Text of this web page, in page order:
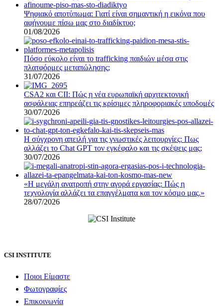
Ψηφιακό αποτύπωμα: Γιατί είναι σημαντική η εικόνα που
αφήνουμε πίσω μας στο διαδίκτυο;
01/08/2026
Πόσο εύκολο είναι το trafficking παιδιών μέσα στις
πλατφόρμες μεταπώλησης;
31/07/2026
CSA2 και CII: Πώς η νέα ευρωπαϊκή αρχιτεκτονική
ασφάλειας επηρεάζει τις κρίσιμες πληροφοριακές υποδομές
30/07/2026
Η σύγχρονη απειλή για τις γνωστικές λειτουργίες: Πως
αλλάζει το Chat GPT τον εγκέφαλο και τις σκέψεις μας;
30/07/2026
«Η μεγάλη ανατροπή στην αγορά εργασίας: Πώς η
τεχνολογία αλλάζει τα επαγγέλματα και τον κόσμο μας.»
28/07/2026
CSI INSTITUTE
Ποιοι Είμαστε
Φωτογραφίες
Επικοινωνία